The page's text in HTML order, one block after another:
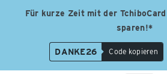
Für kurze Zeit mit der
sparen!*
DANKE26 Code kopieren